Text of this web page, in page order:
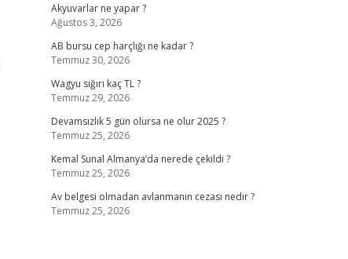
Akyuvarlar ne yapar ?
Ağustos 3, 2026
AB bursu cep harçlığı ne kadar ?
Temmuz 30, 2026
Wagyu sığırı kaç TL ?
Temmuz 29, 2026
Devamsızlık 5 gün olursa ne olur 2025 ?
Temmuz 25, 2026
Kemal Sunal Almanya’da nerede çekildi ?
Temmuz 25, 2026
Av belgesi olmadan avlanmanın cezası nedir ?
Temmuz 25, 2026